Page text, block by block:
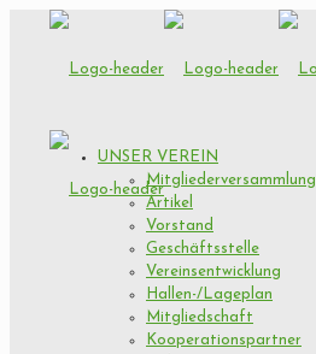
UNSER VEREIN
Mitgliederversammlung
Artikel
Vorstand
Geschäftsstelle
Vereinsentwicklung
Hallen-/Lageplan
Mitgliedschaft
Kooperationspartner